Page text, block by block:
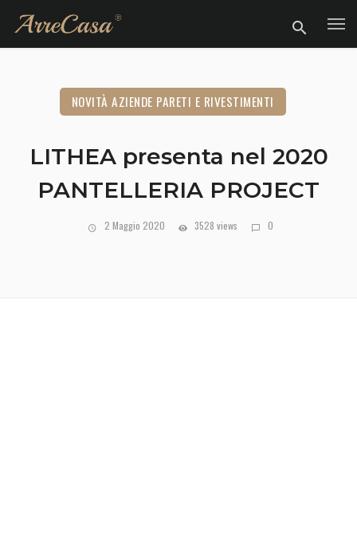
NOVITÀ AZIENDE PARETI E RIVESTIMENTI
LITHEA presenta nel 2020
PANTELLERIA PROJECT
2 Maggio 2020 3528 views 0